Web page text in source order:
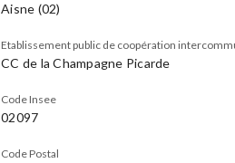
Aisne (02)
Etablissement public de coopération
CC de la Champagne Picarde
Code Insee
02097
Code Postal